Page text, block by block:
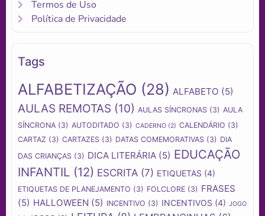
Termos de Uso
Política de Privacidade
Tags
ALFABETIZAÇÃO (28) ALFABETO (5)
AULAS REMOTAS (10) AULAS SÍNCRONAS (3) AULA
SÍNCRONA (3) AUTODITADO (3) CADERNO (2) CALENDÁRIO (3)
CARTAZ (3) CARTAZES (3) DATAS COMEMORATIVAS (3) DIA
DAS CRIANÇAS (3) DICA LITERÁRIA (5) EDUCAÇÃO
INFANTIL (12) ESCRITA (7) ETIQUETAS (4)
ETIQUETAS DE PLANEJAMENTO (3) FOLCLORE (3) FRASES
(5) HALLOWEEN (5) INCENTIVO (3) INCENTIVOS (4) JOGO